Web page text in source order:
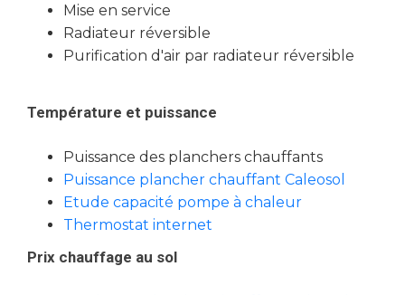
Mise en service
Radiateur réversible
Purification d'air par radiateur réversible
Température et puissance
Puissance des planchers chauffants
Puissance plancher chauffant Caleosol
Etude capacité pompe à chaleur
Thermostat internet
Prix chauffage au sol